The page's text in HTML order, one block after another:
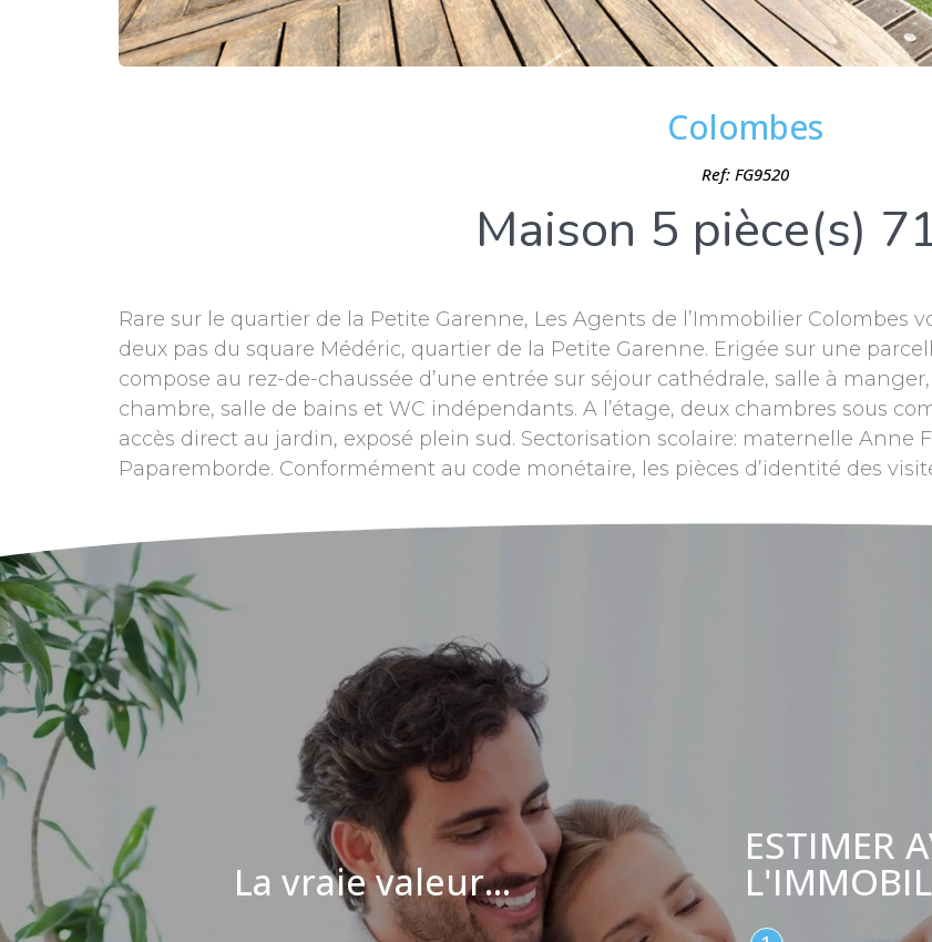
Colombes
Ref: FG9520
Maison 5 pièce(s)
Rare sur le quartier de la Petite Garenne, Les Agents de l’Immobilier Colombes
deux pas du square Médéric, quartier de la Petite Garenne. Erigée sur une
compose au rez-de-chaussée d’une entrée sur séjour cathédrale, salle à
chambre, salle de bains et WC indépendants. A l’étage, deux chambres sous
accès direct au jardin, exposé plein sud. Sectorisation scolaire: maternelle Anne
Paparemborde. Conformément au code monétaire, les pièces d’identité des
La vraie valeur...
ESTIMER